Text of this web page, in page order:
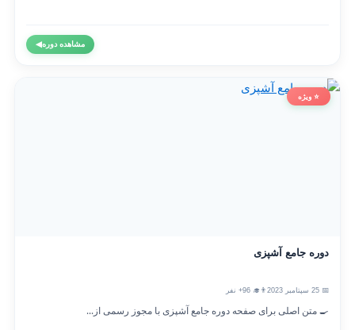
مشاهده دوره◀
⭐ ویژه
دوره جامع آشپزی
👨‍🎓 96+ نفر
🍳 متن اصلی برای صفحه دوره جامع آشپزی با مجوز رسمی از...